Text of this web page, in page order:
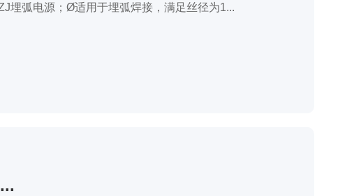
埋弧电源；Ø适用于埋弧焊接，满足丝径为1...